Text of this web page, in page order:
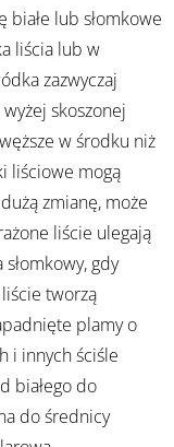
białe lub słomkowe
liścia lub w
zazwyczaj
skoszonej
w środku niż
liściowe mogą
zmianę, może
liście ulegają
gdy
liście tworzą
plamy o
i innych ściśle
białego do
do średnicy